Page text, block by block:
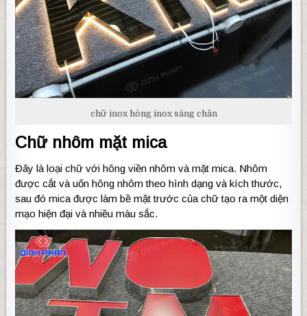
chữ inox hông inox sáng chân
Chữ nhôm mặt mica
Đây là loại chữ với hông viền nhôm và mặt mica. Nhôm
được cắt và uốn hông nhôm theo hình dạng và kích thước,
sau đó mica được làm bề mặt trước của chữ tạo ra một diện
mạo hiện đại và nhiều màu sắc.